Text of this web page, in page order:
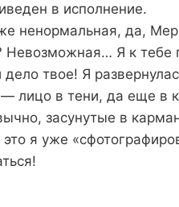
в исполнение.
ненормальная, да,
Невозможная… Я к тебе
твое! Я
— лицо в тени, да еще в
засунутые в
я уже